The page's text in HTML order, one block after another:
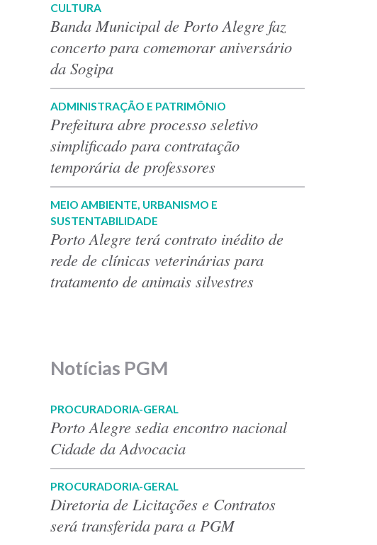
CULTURA
Banda Municipal de Porto Alegre faz
concerto para comemorar aniversário
da Sogipa
ADMINISTRAÇÃO E PATRIMÔNIO
Prefeitura abre processo seletivo
simplificado para contratação
temporária de professores
MEIO AMBIENTE, URBANISMO E
SUSTENTABILIDADE
Porto Alegre terá contrato inédito de
rede de clínicas veterinárias para
tratamento de animais silvestres
Notícias PGM
PROCURADORIA-GERAL
Porto Alegre sedia encontro nacional
Cidade da Advocacia
PROCURADORIA-GERAL
Diretoria de Licitações e Contratos
será transferida para a PGM